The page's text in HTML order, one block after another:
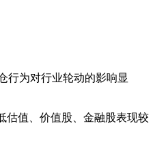
行为对行业轮动的影响显
值、价值股、金融股表现较